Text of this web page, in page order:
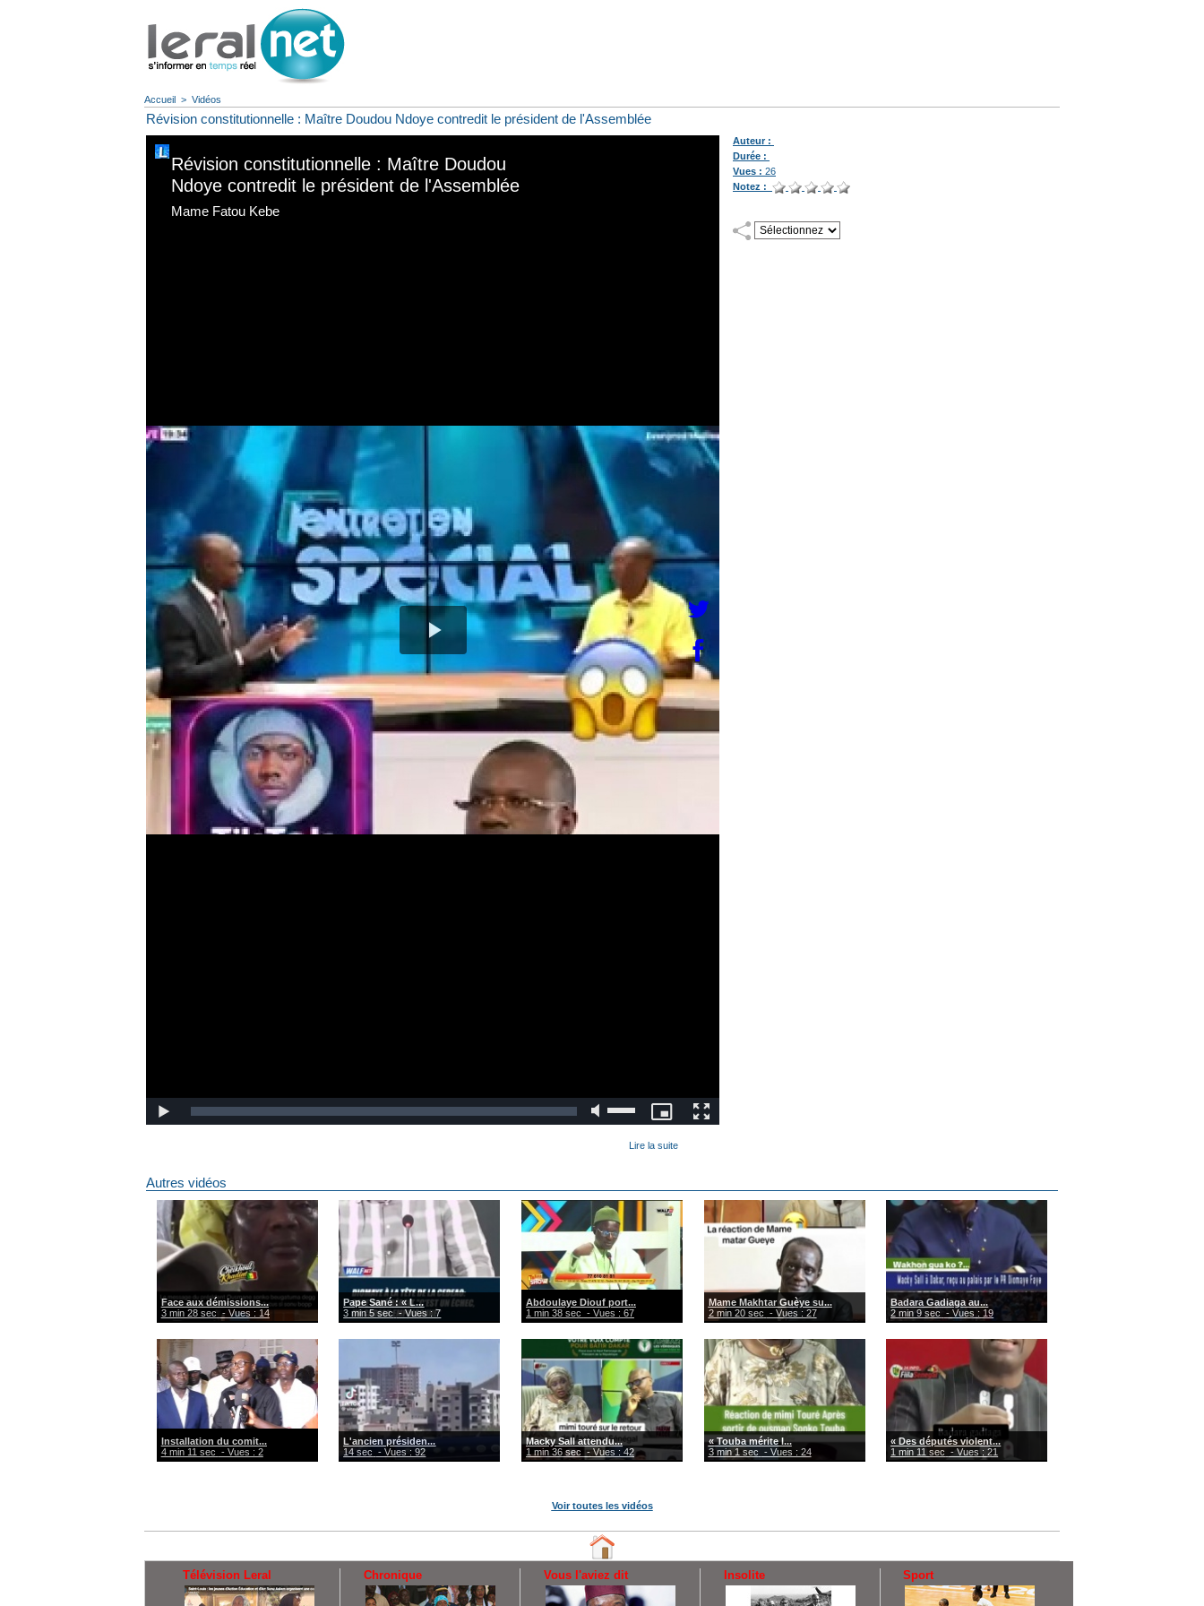
Accueil > Vidéos
Révision constitutionnelle : Maître Doudou Ndoye contredit le président de l'Assemblée
Auteur :
Durée :
Vues : 26
Notez :
Lire la suite
Autres vidéos
Face aux démissions...
3 min 28 sec - Vues : 14
Pape Sané : « L...
3 min 5 sec - Vues : 7
Abdoulaye Diouf port...
1 min 38 sec - Vues : 67
Mame Makhtar Guèye su...
2 min 20 sec - Vues : 27
Badara Gadiaga au...
2 min 9 sec - Vues : 19
Installation du comit...
4 min 11 sec - Vues : 2
L'ancien présiden...
14 sec - Vues : 92
Macky Sall attendu...
1 min 36 sec - Vues : 42
« Touba mérite l...
3 min 1 sec - Vues : 24
« Des députés violent...
1 min 11 sec - Vues : 21
Voir toutes les vidéos
Télévision Leral Chronique Vous l'aviez dit Insolite Sport